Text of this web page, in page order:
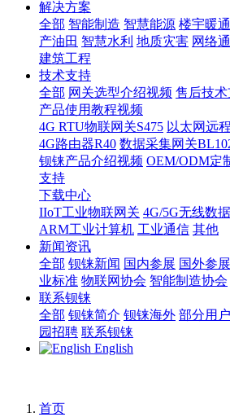
解决方案
全部 智能制造 智慧能源 楼宇暖通
产油田 智慧水利 地质灾害 网络
建筑工程
技术支持
全部 网关选型介绍视频 售后技
产品使用教程视频
4G RTU物联网关S475 以太网远
4G路由器R40 数据采集网关
钡铼产品介绍视频 OEM/ODM定
支持
下载中心
IIoT工业物联网关 4G/5G无线数
ARM工业计算机 工业通信 其他
新闻资讯
全部 钡铼新闻 国内参展 国外参展
业标准 物联网协会 智能制造协会
联系钡铼
全部 钡铼简介 钡铼海外 部分用户
园招聘 联系钡铼
English
首页